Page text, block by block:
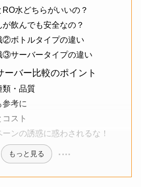
RO水どちらがいいの？
飲んでも安全なの？
②ボトルタイプの違い
③サーバータイプの違い
ーバー比較のポイント
類・品質
参考に
スト
ーンの誘惑に惑わされるな！
もっと見る